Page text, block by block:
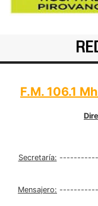
F.M. 106.1
Secretaría:
Mensajero: